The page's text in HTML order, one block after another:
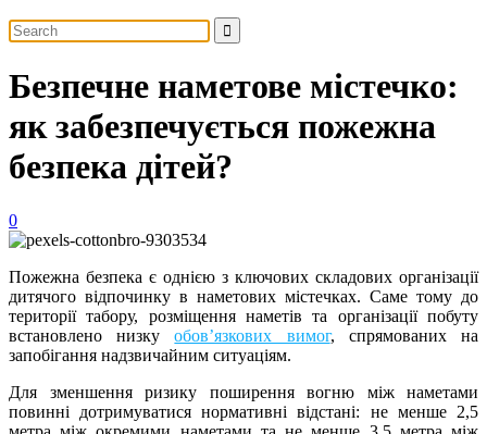
Безпечне наметове містечко:
як забезпечується пожежна
безпека дітей?
0
Пожежна безпека є однією з ключових складових організації
дитячого відпочинку в наметових містечках. Саме тому до
території табору, розміщення наметів та організації побуту
встановлено низкуобов’язкових вимог, спрямованих на
запобігання надзвичайним ситуаціям.
Для зменшення ризику поширення вогню між наметами
повинні дотримуватися нормативні відстані: не менше 2,5